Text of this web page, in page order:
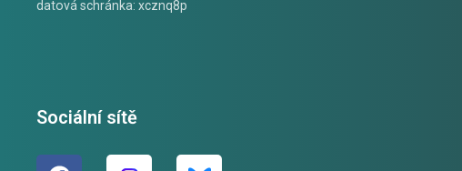
datová schránka: xcznq8p
Sociální sítě